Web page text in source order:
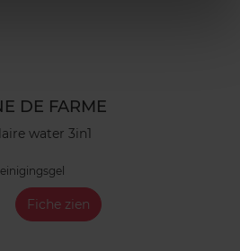
DE FARME
water 3in1
Fiche zien